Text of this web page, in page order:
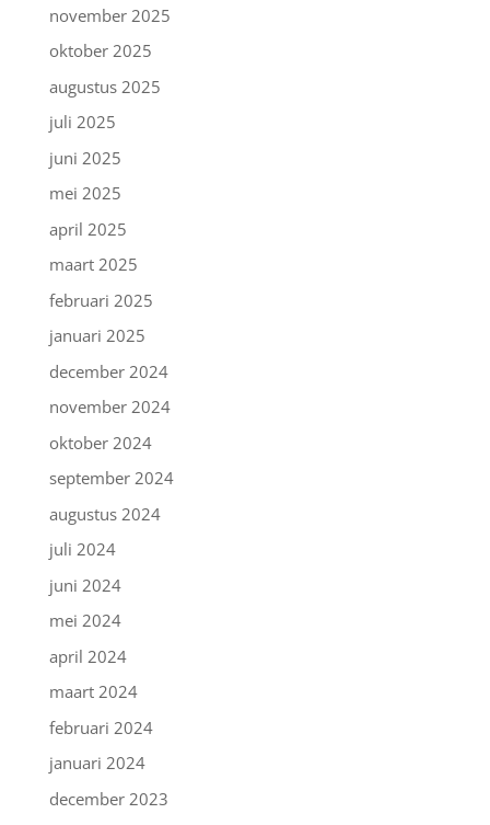
november 2025
oktober 2025
augustus 2025
juli 2025
juni 2025
mei 2025
april 2025
maart 2025
februari 2025
januari 2025
december 2024
november 2024
oktober 2024
september 2024
augustus 2024
juli 2024
juni 2024
mei 2024
april 2024
maart 2024
februari 2024
januari 2024
december 2023